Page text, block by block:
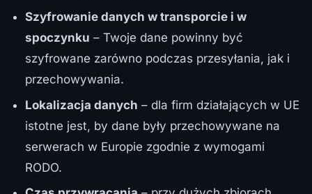
Szyfrowanie danych w transporcie i w
spoczynku – Twoje dane powinny być
szyfrowane zarówno podczas przesyłania, jak i
przechowywania.
Lokalizacja danych – dla firm działających w UE
istotne jest, by dane były przechowywane na
serwerach w Europie zgodnie z wymogami
RODO.